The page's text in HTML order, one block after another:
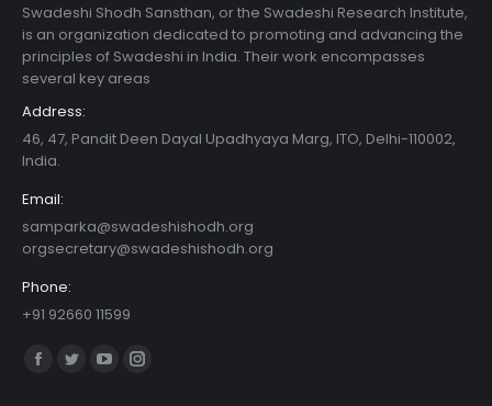
Swadeshi Shodh Sansthan, or the Swadeshi Research Institute,
is an organization dedicated to promoting and advancing the
principles of Swadeshi in India. Their work encompasses
several key areas
Address:
46, 47, Pandit Deen Dayal Upadhyaya Marg, ITO, Delhi-110002,
India.
Email:
samparka@swadeshishodh.org
orgsecretary@swadeshishodh.org
Phone:
+91 92660 11599
Find us on:
Facebook
Twitter YouTubeInstagram